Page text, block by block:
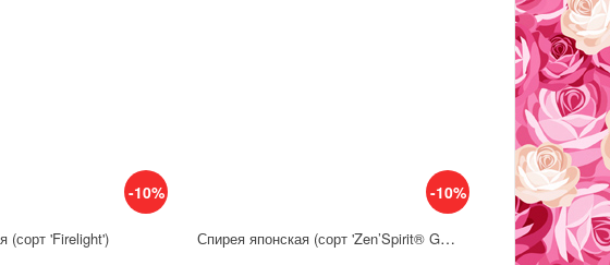
-10%
(сорт 'Firelight')
-10%
Спирея японская (сорт 'Zen’Spirit® GOLD')